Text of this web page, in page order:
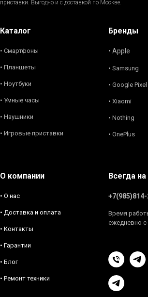
приставки. Выгодно и с доставкой по Москве.
Каталог
• Смартфоны
• Планшеты
• Ноутбуки
• Умные часы
• Наушники
• Игровые приставки
Бренды
• Apple
• Samsung
• Google Pixel
• Xiaomi
• Nothing
• OnePlus
О компании
• О нас
• Доставка и оплата
• Контакты
• Гарантии
• Блог
• Ремонт техники
Всегда на
Время
ежедневно с